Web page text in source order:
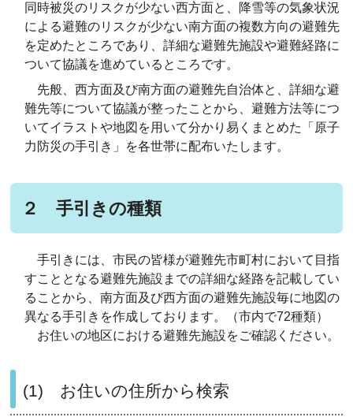
同時被災のリスクが少ない西方面と、降雪等の気象状況
による避難のリスクが少ない南方面の複数方向の避難先
を定めたところであり、詳細な避難先施設や避難経路に
ついて協議を進めているところです。
先般、西方面及び南方面の避難先自治体と、詳細な避
難先等について協議が整ったことから、避難方法等につ
いてイラストや地図を用いて分かり易くまとめた「原子
力防災の手引き」を各世帯に配布いたします。
２ 手引きの種類
手引きには、市民の皆様が避難先市町村において目指
すこととなる避難先施設までの詳細な経路を記載してい
ることから、南方面及び西方面の避難先施設毎に地図の
異なる手引きを作成しております。（市内で72種類）
お住いの地区における避難先施設をご確認ください。
(1) お住いの住所から検索